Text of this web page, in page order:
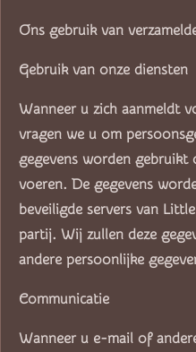
Ons gebruik van
Gebruik van onze diensten
Wanneer u zich aanmeldt
vragen we u om
gegevens worden
voeren. De gegevens
beveiligde servers van
partij. Wij zullen deze
andere persoonlijke
Communicatie
Wanneer u e-mail of